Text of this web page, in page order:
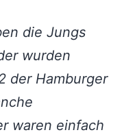
die Jungs
wurden
der Hamburger
waren einfach